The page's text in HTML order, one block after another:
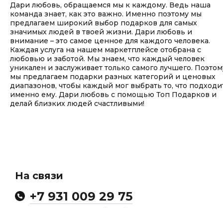
Дари любовь, обращаемся мы к каждому. Ведь наша
команда знает, как это важно. Именно поэтому мы
предлагаем широкий выбор подарков для самых
значимых людей в твоей жизни. Дари любовь и
внимание – это самое ценное для каждого человека.
Каждая услуга на нашем маркетплейсе отобрана с
любовью и заботой. Мы знаем, что каждый человек
уникален и заслуживает только самого лучшего.
мы предлагаем подарки разных категорий и ценовых
диапазонов, чтобы каждый мог выбрать то, что
именно ему. Дари любовь с помощью Топ Подарков и
делай близких людей счастливыми!
На связи
+7 931 009 29 75